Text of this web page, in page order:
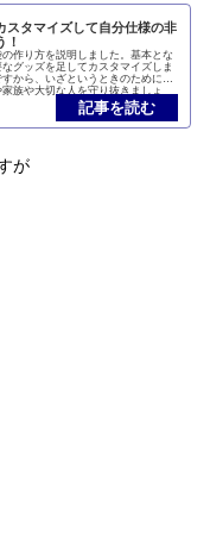
スタマイズして自分仕様の非
！
作り方を説明しました。基本とな
グッズを足してカスタマイズしま
から、いざというときのために最
族や大切な人を守り抜きましょ
が